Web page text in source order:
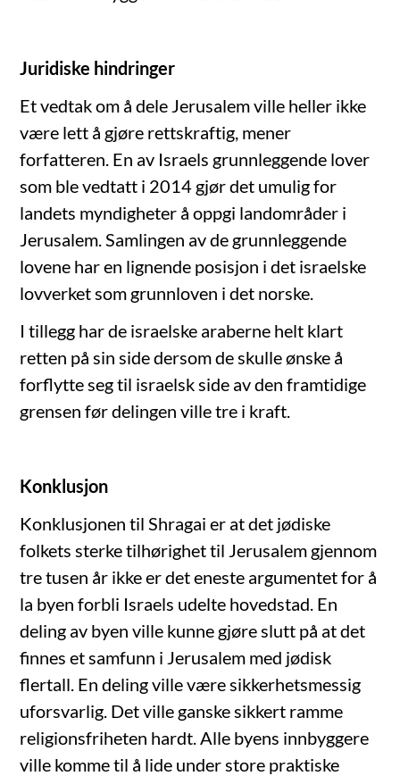
Juridiske hindringer
Et vedtak om å dele Jerusalem ville heller ikke
være lett å gjøre rettskraftig, mener
forfatteren. En av Israels grunnleggende lover
som ble vedtatt i 2014 gjør det umulig for
landets myndigheter å oppgi landområder i
Jerusalem. Samlingen av de grunnleggende
lovene har en lignende posisjon i det israelske
lovverket som grunnloven i det norske.
I tillegg har de israelske araberne helt klart
retten på sin side dersom de skulle ønske å
forflytte seg til israelsk side av den framtidige
grensen før delingen ville tre i kraft.
Konklusjon
Konklusjonen til Shragai er at det jødiske
folkets sterke tilhørighet til Jerusalem gjennom
tre tusen år ikke er det eneste argumentet for å
la byen forbli Israels udelte hovedstad. En
deling av byen ville kunne gjøre slutt på at det
finnes et samfunn i Jerusalem med jødisk
flertall. En deling ville være sikkerhetsmessig
uforsvarlig. Det ville ganske sikkert ramme
religionsfriheten hardt. Alle byens innbyggere
ville komme til å lide under store praktiske